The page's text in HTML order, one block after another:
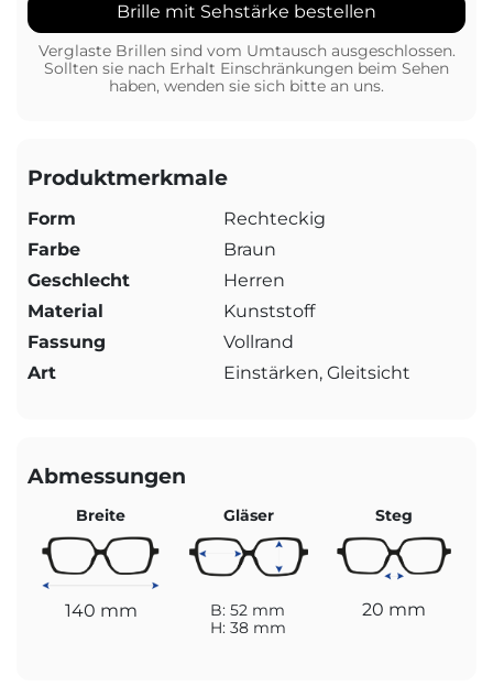
Brille mit Sehstärke bestellen
Verglaste Brillen sind vom Umtausch ausgeschlossen.
Sollten sie nach Erhalt Einschränkungen beim Sehen
haben, wenden sie sich bitte an uns.
Produktmerkmale
Form
Rechteckig
Farbe
Braun
Geschlecht
Herren
Material
Kunststoff
Fassung
Vollrand
Art
Einstärken, Gleitsicht
Abmessungen
Breite
140 mm
Gläser
B: 52 mm
H: 38 mm
Steg
20 mm